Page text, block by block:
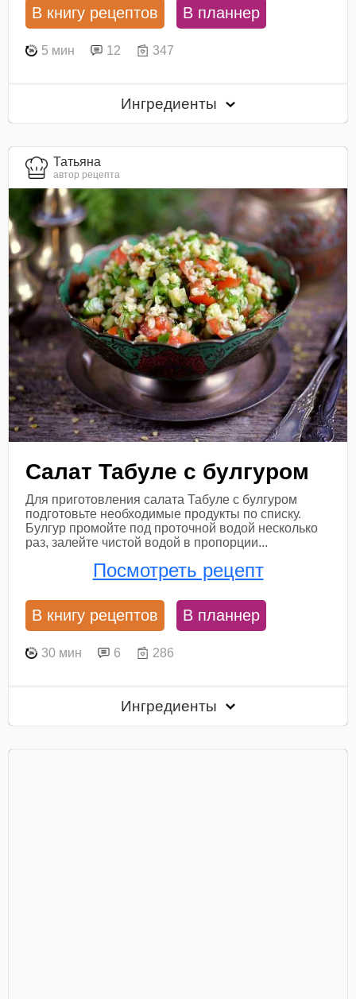
В книгу рецептов В планнер
5 мин 12 347
Ингредиенты
Татьяна
автор рецепта
Салат Табуле с булгуром
Для приготовления салата Табуле с булгуром
подготовьте необходимые продукты по списку.
Булгур промойте под проточной водой несколько
раз, залейте чистой водой в пропорции...
Посмотреть рецепт
В книгу рецептов В планнер
30 мин 6 286
Ингредиенты